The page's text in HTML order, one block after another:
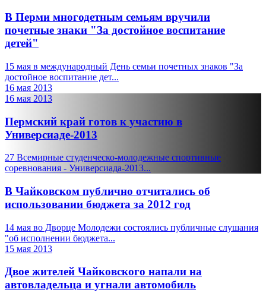
В Перми многодетным семьям вручили
почетные знаки "За достойное воспитание
детей"
15 мая в международный День семьи почетных знаков "За
достойное воспитание дет...
16 мая 2013
16 мая 2013
Пермский край готов к участию в
Универсиаде-2013
27 Всемирные студенческо-молодежные спортивные
соревнования - Универсиада-2013...
В Чайковском публично отчитались об
использовании бюджета за 2012 год
14 мая во Дворце Молодежи состоялись публичные слушания
"об исполнении бюджета...
15 мая 2013
Двое жителей Чайковского напали на
автовладельца и угнали автомобиль